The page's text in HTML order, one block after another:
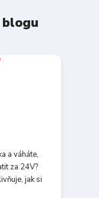
blogu
a váháte,
za 24V?
jak si